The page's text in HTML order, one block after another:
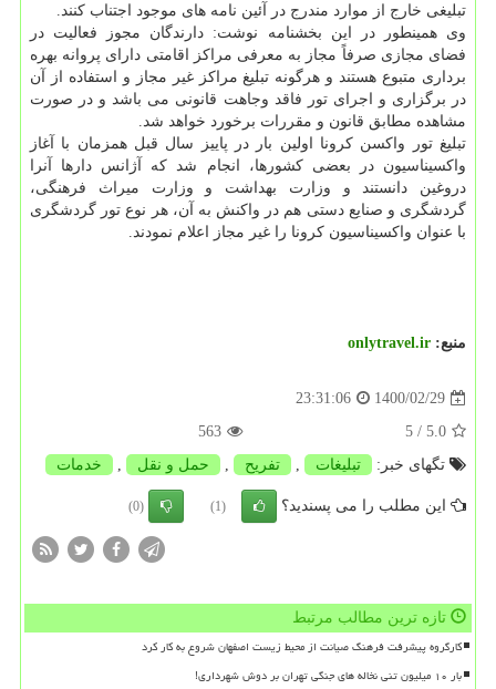
تبلیغی خارج از موارد مندرج در آئین نامه های موجود اجتناب کنند.
وی همینطور در این بخشنامه نوشت: دارندگان مجوز فعالیت در
فضای مجازی صرفاً مجاز به معرفی مراکز اقامتی دارای پروانه بهره
برداری متبوع هستند و هرگونه تبلیغ مراکز غیر مجاز و استفاده از آن
در برگزاری و اجرای تور فاقد وجاهت قانونی می باشد و در صورت
مشاهده مطابق قانون و مقررات برخورد خواهد شد.
تبلیغ تور واکسن کرونا اولین بار در پاییز سال قبل همزمان با آغاز
واکسیناسیون در بعضی کشورها، انجام شد که آژانس دارها آنرا
دروغین دانستند و وزارت بهداشت و وزارت میراث فرهنگی،
گردشگری و صنایع دستی هم در واکنش به آن، هر نوع تور گردشگری
با عنوان واکسیناسیون کرونا را غیر مجاز اعلام نمودند.
منبع: onlytravel.ir
1400/02/29
23:31:06
5.0
/ 5
563
تگهای خبر:
تبلیغات , تفریح , حمل و نقل , خدمات
این مطلب را می پسندید؟ (1)
(0)
تازه ترین مطالب مرتبط
کارگروه پیشرفت فرهنگ صیانت از محیط زیست اصفهان شروع به کار کرد
بار ۱۰ میلیون تنی نخاله های جنگی تهران بر دوش شهرداری!